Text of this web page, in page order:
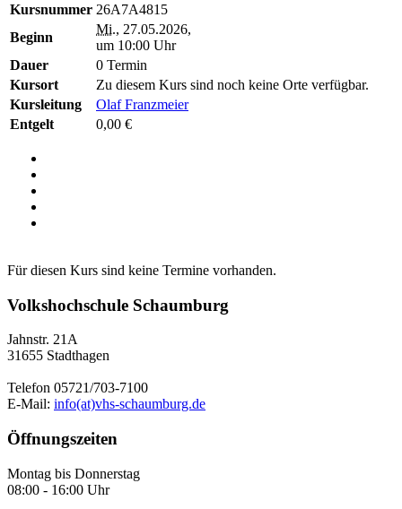
Kursnummer 26A7A4815
Beginn
Mi., 27.05.2026,
um 10:00 Uhr
Dauer
0 Termin
Kursort
Zu diesem Kurs sind noch keine Orte verfügbar.
Kursleitung
Olaf Franzmeier
Entgelt
0,00 €
Für diesen Kurs sind keine Termine vorhanden.
Volkshochschule Schaumburg
Jahnstr. 21A
31655 Stadthagen
Telefon 05721/703-7100
E-Mail: info(at)vhs-schaumburg.de
Öffnungszeiten
Montag bis Donnerstag
08:00 - 16:00 Uhr